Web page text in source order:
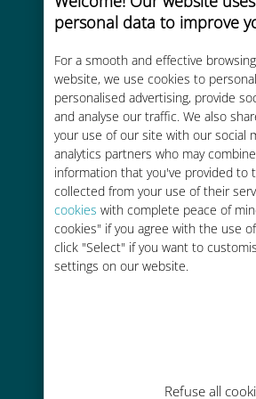
personal data to improve
For a smooth and effective
website, we use cookies to
personalised advertising, provide
and analyse our traffic. We also
your use of our site with our social
analytics partners who may
information that you've provided to
collected from your use of their
cookies with complete peace of
cookies" if you agree with the use
click "Select" if you want to
settings on our website.
Refuse all
Custo-
Até 90% mais barato
tarifas de roaming
operadora
Fácil
Em qualquer lugar por